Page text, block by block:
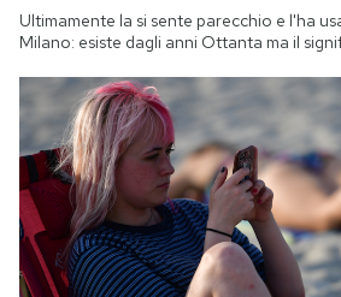
Ultimamente la si sente parecchio e l'ha
Milano: esiste dagli anni Ottanta ma il